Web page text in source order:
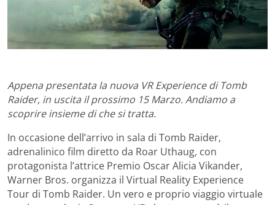
Appena presentata la nuova VR Experience di Tomb
Raider, in uscita il prossimo 15 Marzo. Andiamo a
scoprire insieme di che si tratta.
In occasione dell’arrivo in sala di Tomb Raider,
adrenalinico film diretto da Roar Uthaug, con
protagonista l’attrice Premio Oscar Alicia Vikander,
Warner Bros. organizza il Virtual Reality Experience
Tour di Tomb Raider. Un vero e proprio viaggio virtuale